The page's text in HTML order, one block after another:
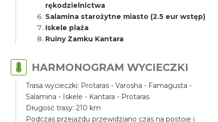
rękodzielnictwa
Salamina starożytne miasto (2.5 eur wstęp)
Iskele plaża
Ruiny Zamku Kantara
HARMONOGRAM WYCIECZKI
Trasa wycieczki: Protaras - Varosha - Famagusta -
Salamina - Iskele - Kantara - Protaras
Długość trasy: 210 km
Podczas przejazdu przewidziano czas na postoje i